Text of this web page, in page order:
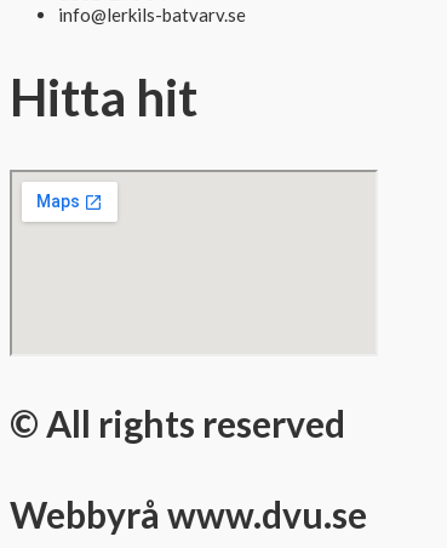
info@lerkils-batvarv.se
Hitta hit
© All rights reserved
Webbyrå www.dvu.se